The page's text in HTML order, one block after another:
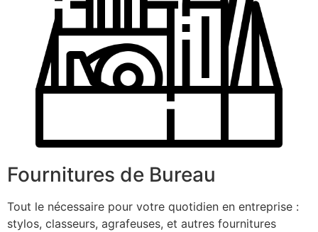
Fournitures de Bureau
Tout le nécessaire pour votre quotidien en entreprise :
stylos, classeurs, agrafeuses, et autres fournitures